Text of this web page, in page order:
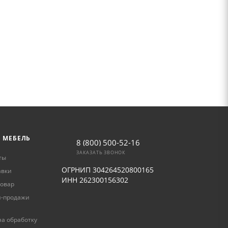
МЕБЕЛЬ
продажи
обработку
8 (800) 500-52-16
ЗАКАЗАТЬ ЗВОНОК
ОГРНИП 304264520800165
ИНН 262300156302